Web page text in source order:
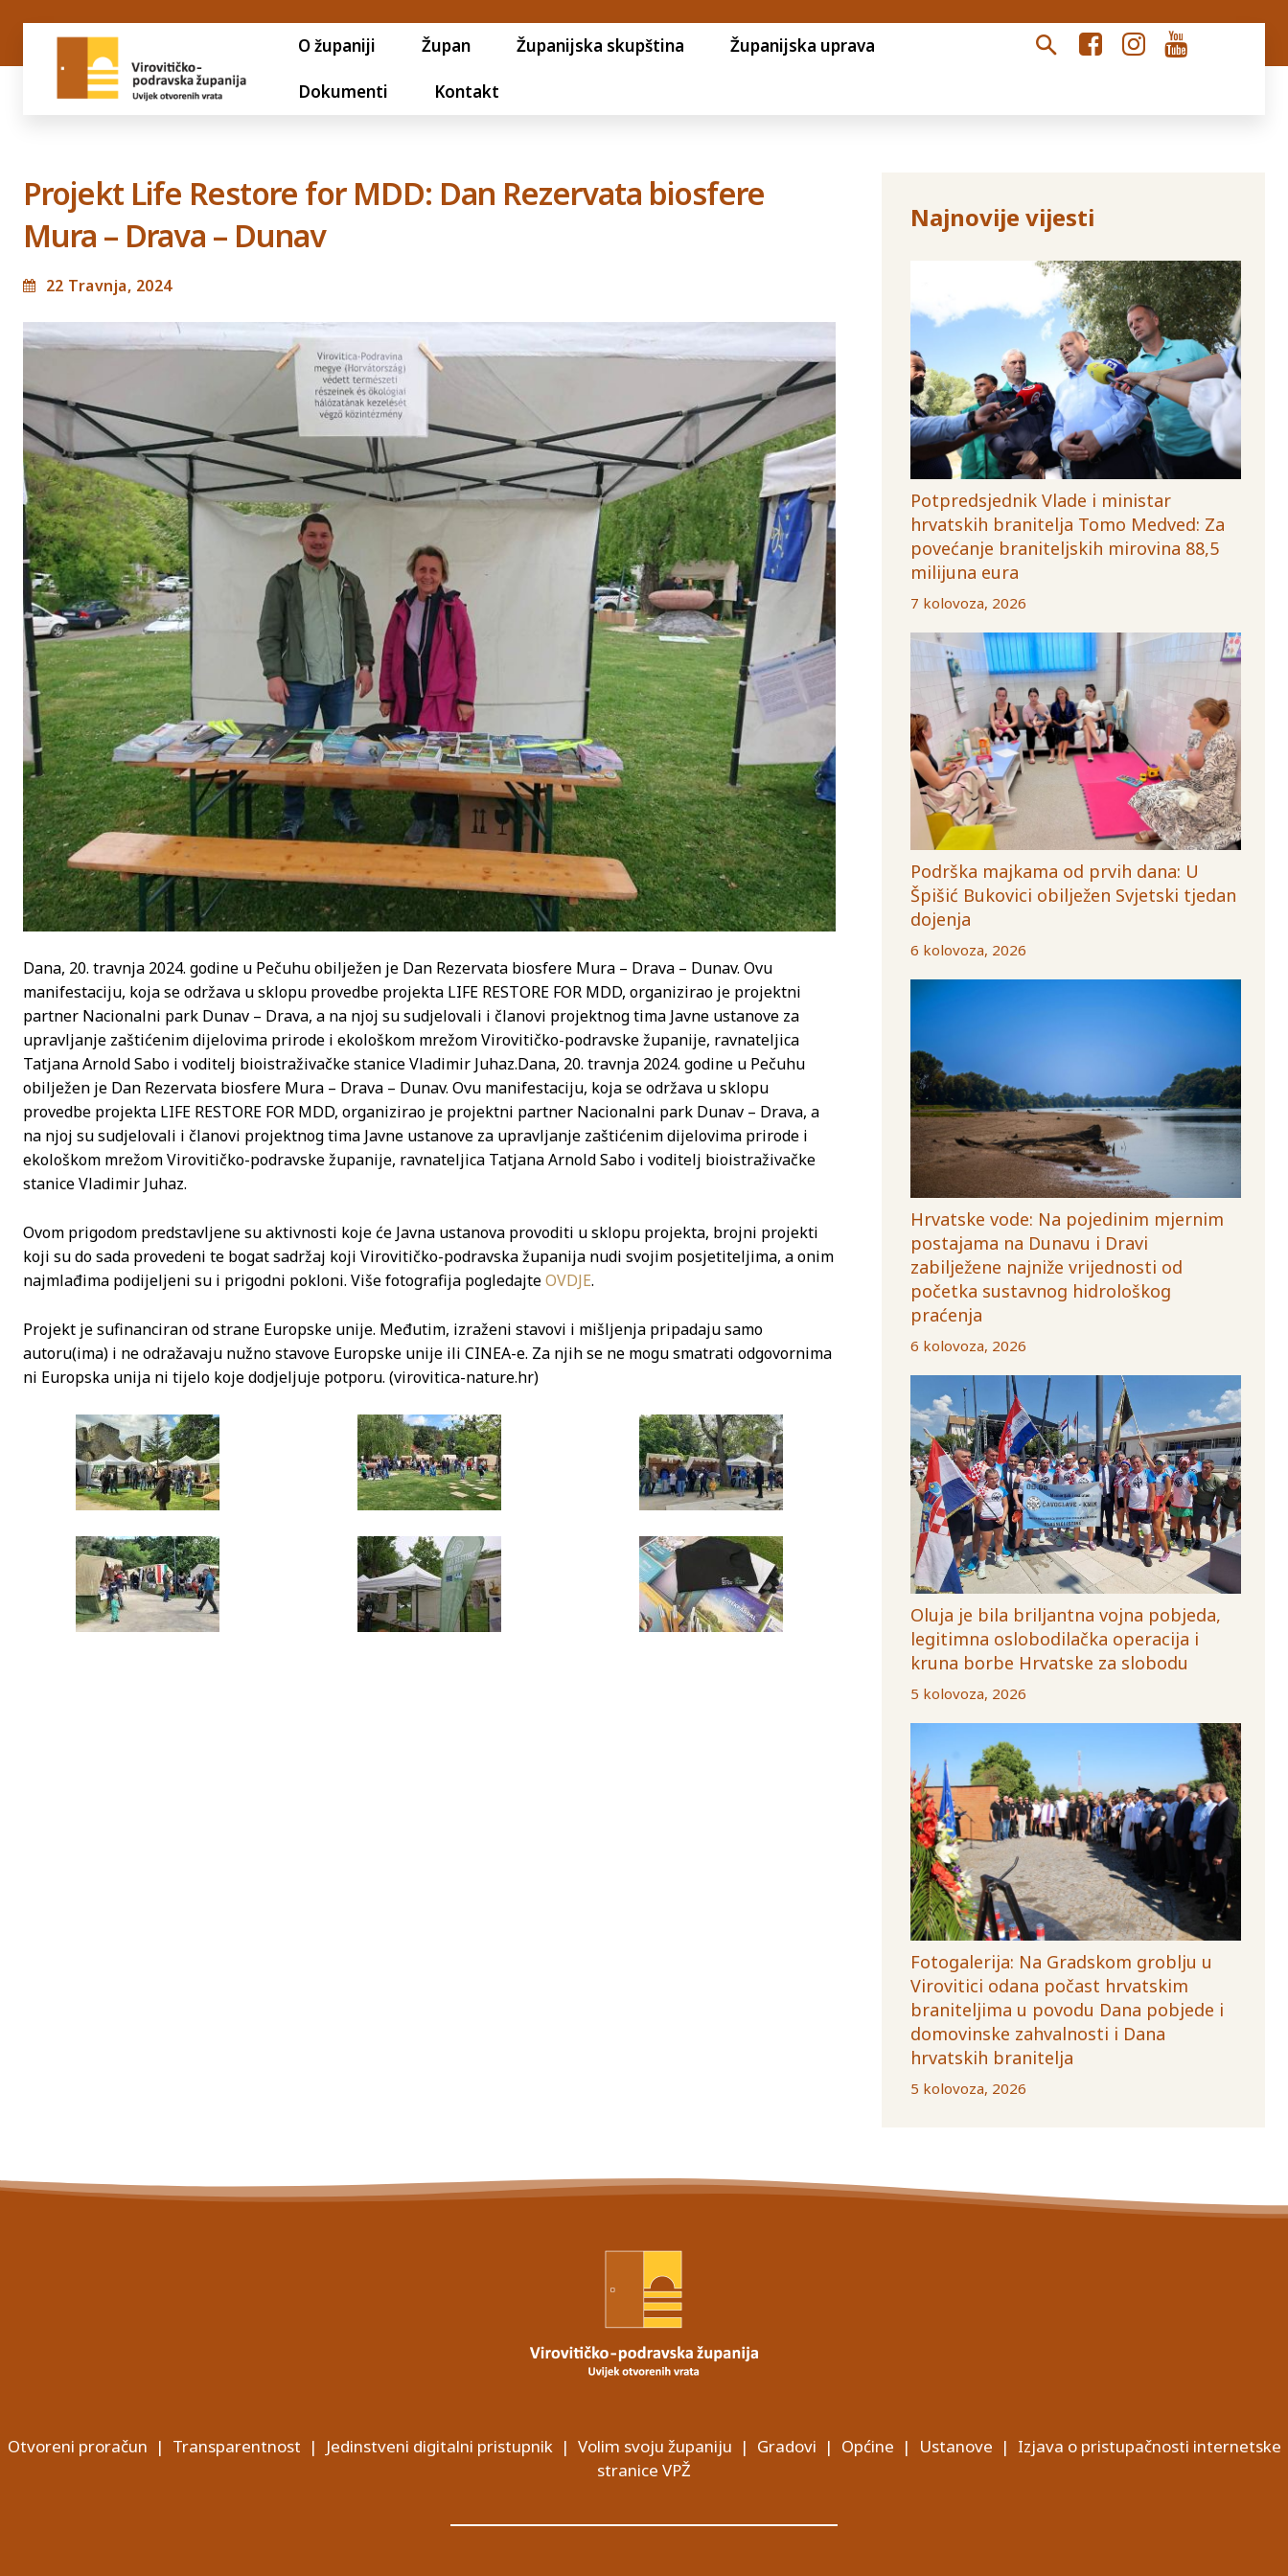
O županiji Župan Županijska skupština Županijska uprava
Dokumenti Kontakt
Projekt Life Restore for MDD: Dan Rezervata biosfere
Mura – Drava – Dunav
22 Travnja, 2024
Dana, 20. travnja 2024. godine u Pečuhu obilježen je Dan Rezervata biosfere Mura – Drava – Dunav. Ovu
manifestaciju, koja se održava u sklopu provedbe projekta LIFE RESTORE FOR MDD, organizirao je projektni
partner Nacionalni park Dunav – Drava, a na njoj su sudjelovali i članovi projektnog tima Javne ustanove za
upravljanje zaštićenim dijelovima prirode i ekološkom mrežom Virovitičko-podravske županije, ravnateljica
Tatjana Arnold Sabo i voditelj bioistraživačke stanice Vladimir Juhaz.Dana, 20. travnja 2024. godine u Pečuhu
obilježen je Dan Rezervata biosfere Mura – Drava – Dunav. Ovu manifestaciju, koja se održava u sklopu
provedbe projekta LIFE RESTORE FOR MDD, organizirao je projektni partner Nacionalni park Dunav – Drava, a
na njoj su sudjelovali i članovi projektnog tima Javne ustanove za upravljanje zaštićenim dijelovima prirode i
ekološkom mrežom Virovitičko-podravske županije, ravnateljica Tatjana Arnold Sabo i voditelj bioistraživačke
stanice Vladimir Juhaz.
Ovom prigodom predstavljene su aktivnosti koje će Javna ustanova provoditi u sklopu projekta, brojni projekti
koji su do sada provedeni te bogat sadržaj koji Virovitičko-podravska županija nudi svojim posjetiteljima, a onim
najmlađima podijeljeni su i prigodni pokloni. Više fotografija pogledajteOVDJE.
Projekt je sufinanciran od strane Europske unije. Međutim, izraženi stavovi i mišljenja pripadaju samo
autoru(ima) i ne odražavaju nužno stavove Europske unije ili CINEA-e. Za njih se ne mogu smatrati odgovornima
ni Europska unija ni tijelo koje dodjeljuje potporu. (virovitica-nature.hr)
Najnovije vijesti
Potpredsjednik Vlade i ministar
hrvatskih branitelja Tomo Medved: Za
povećanje braniteljskih mirovina 88,5
milijuna eura
7 kolovoza, 2026
Podrška majkama od prvih dana: U
Špišić Bukovici obilježen Svjetski tjedan
dojenja
6 kolovoza, 2026
Hrvatske vode: Na pojedinim mjernim
postajama na Dunavu i Dravi
zabilježene najniže vrijednosti od
početka sustavnog hidrološkog
praćenja
6 kolovoza, 2026
Oluja je bila briljantna vojna pobjeda,
legitimna oslobodilačka operacija i
kruna borbe Hrvatske za slobodu
5 kolovoza, 2026
Fotogalerija: Na Gradskom groblju u
Virovitici odana počast hrvatskim
braniteljima u povodu Dana pobjede i
domovinske zahvalnosti i Dana
hrvatskih branitelja
5 kolovoza, 2026
Otvoreni proračun | Transparentnost | Jedinstveni digitalni pristupnik| Volim svoju županiju | Gradovi | Općine | Ustanove | Izjava o pristupačnosti internetske
stranice VPŽ